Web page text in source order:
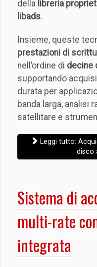
della libreria
libads.
Insieme, queste
prestazioni di
nell’ordine di decine
supportando
durata per
banda larga, analisi
satellitare e
Leggi tutto:
disco
Sistema di
multi-rate
integrata